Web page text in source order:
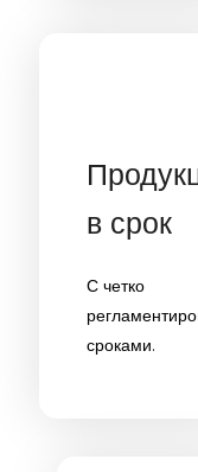
в срок
С четко
сроками.